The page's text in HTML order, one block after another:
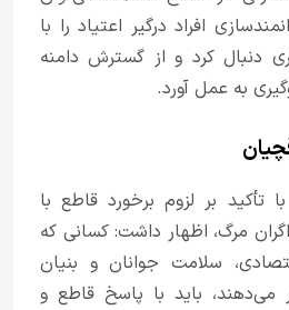
افراد درگیر اعتیاد را با
دنبال کرد و از گسترش دامنه
به عمل آورد.
تأکید بر لزوم برخورد قاطع با
مرگ، اظهار داشت: کسانی که
سلامت جوانان و بنیان
می‌دهند، باید با پاسخ قاطع و